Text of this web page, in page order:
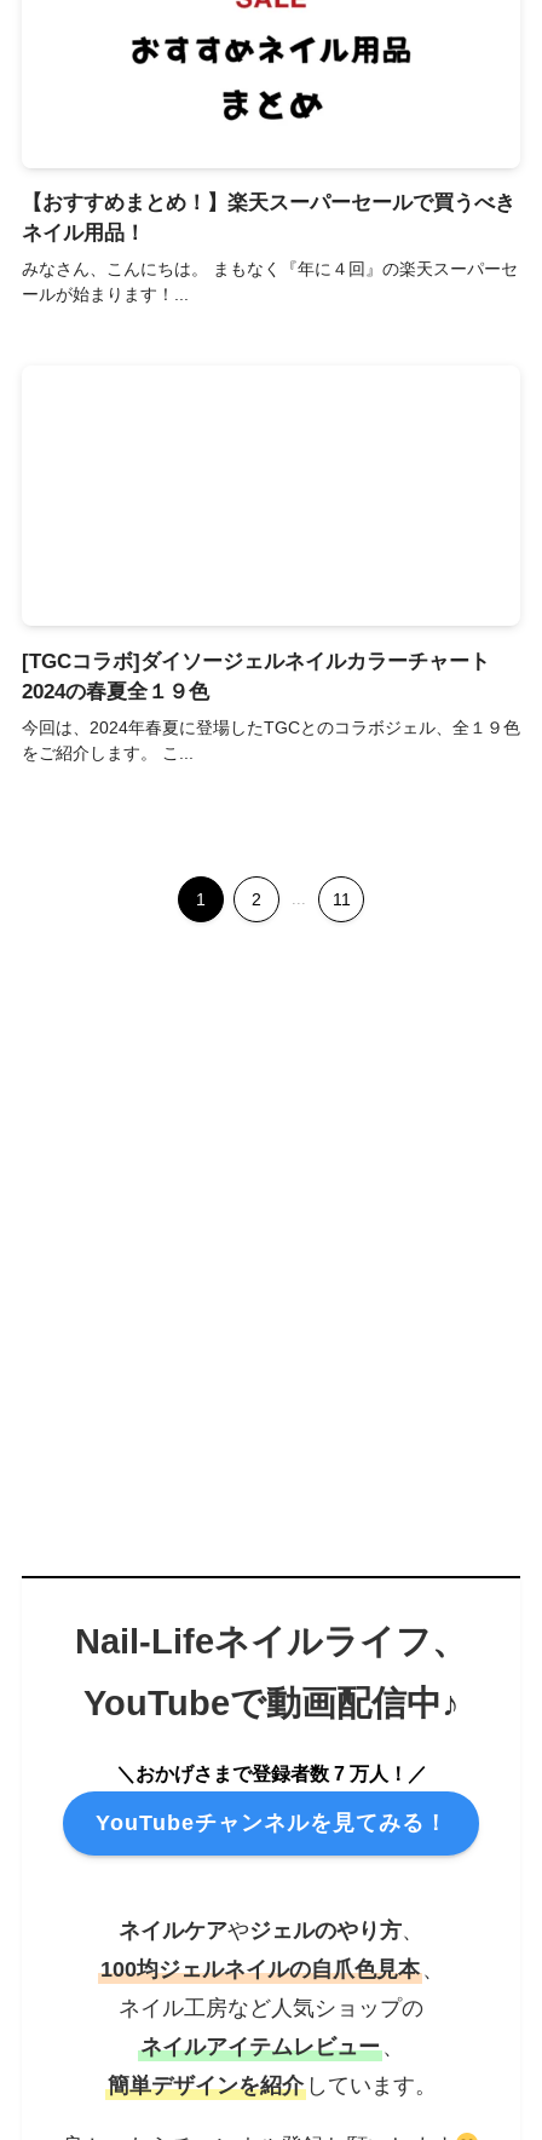
【おすすめまとめ！】楽天スーパーセールで買うべき
ネイル用品！
みなさん、こんにちは。 まもなく『年に４回』の楽天スーパーセ
ールが始まります！...
[TGCコラボ]ダイソージェルネイルカラーチャート
2024の春夏全１９色
今回は、2024年春夏に登場したTGCとのコラボジェル、全１９色
をご紹介します。 こ...
1 2 11
Nail-Lifeネイルライフ、
YouTubeで動画配信中♪
＼おかげさまで登録者数 7 万人！／
YouTubeチャンネルを見てみる！
ネイルケアやジェルのやり方、
100均ジェルネイルの自爪色見本 、
ネイル工房など人気ショップの
ネイルアイテムレビュー 、
簡単デザインを紹介 しています。